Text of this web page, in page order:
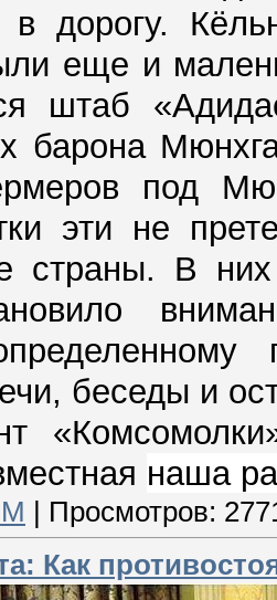
в дорогу.
еще и
штаб
барона
под
эти не
страны. В
беседы и
наша
Просмотров:
Как